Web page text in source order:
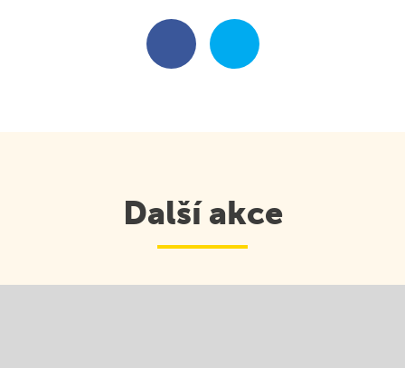
Další akce